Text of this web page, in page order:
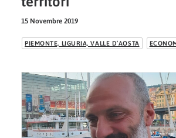
15 Novembre 2019
PIEMONTE, LIGURIA, VALLE D’AOSTA